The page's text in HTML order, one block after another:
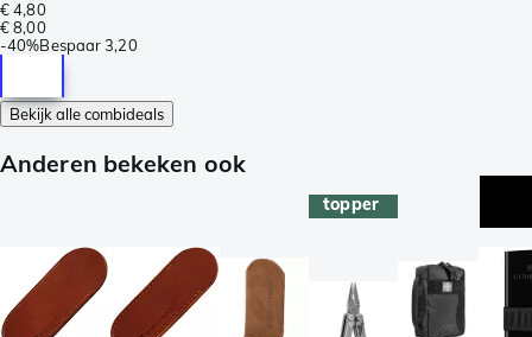
€ 4,80
€ 8,00
-40%Bespaar 3,20
Bekijk alle combideals
Anderen bekeken ook
topper